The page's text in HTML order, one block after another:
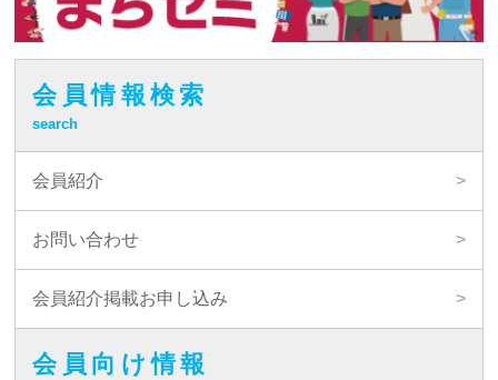
会員情報検索
search
会員紹介
お問い合わせ
会員紹介掲載お申し込み
会員向け情報